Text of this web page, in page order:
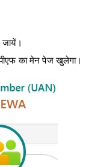
का मेन पेज खुलेगा।